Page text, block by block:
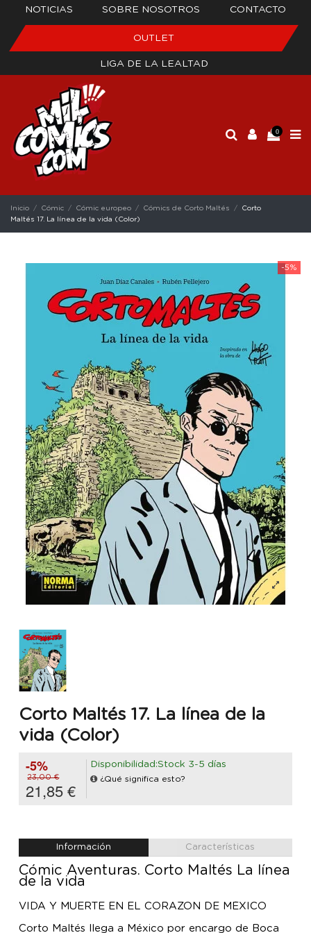
NOTICIAS SOBRE NOSOTROS CONTACTO
OUTLET
LIGA DE LA LEALTAD
0
Inicio Cómic Cómic europeo Cómics de Corto Maltés
Corto
Maltés 17. La línea de la vida (Color)
-5%
Corto Maltés 17. La línea de la
vida (Color)
-5%
23,00 €
21,85 €
Disponibilidad:Stock 3-5 días
¿Qué significa esto?
Información Características
Cómic Aventuras. Corto Maltés La línea
de la vida
VIDA Y MUERTE EN EL CORAZÓN DE MÉXICO
Corto Maltés llega a México por encargo de Boca